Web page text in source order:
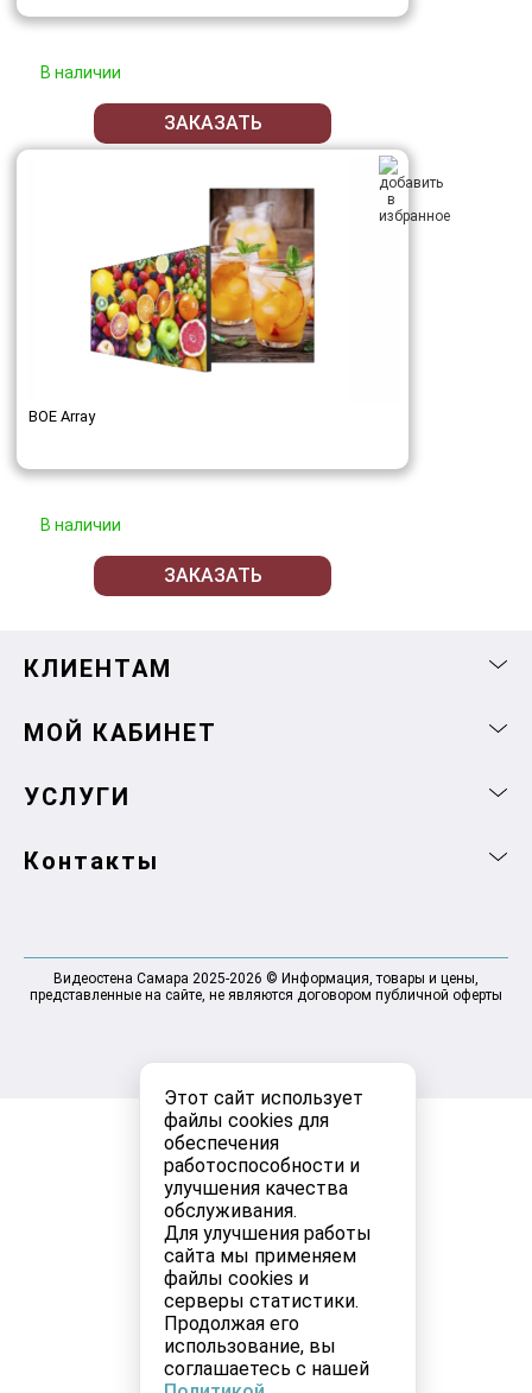
Этот сайт использует
файлы cookies для
обеспечения
работоспособности и
улучшения качества
обслуживания.
Для улучшения работы
сайта мы применяем
файлы cookies и
серверы статистики.
Продолжая его
использование, вы
соглашаетесь с нашей
В наличии
ЗАКАЗАТЬ
BOE Array
В наличии
ЗАКАЗАТЬ
КЛИЕНТАМ
МОЙ КАБИНЕТ
УСЛУГИ
Контакты
Видеостена Самара 2025-2026 © Информация, товары и цены,
представленные на сайте, не являются договором публичной оферты